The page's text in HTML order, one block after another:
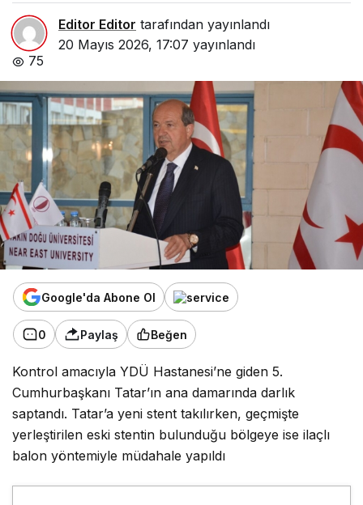
Editor Editor tarafından yayınlandı
20 Mayıs 2026, 17:07 yayınlandı
75
Google'da Abone Ol
0 Paylaş Beğen
Kontrol amacıyla YDÜ Hastanesi’ne giden 5.
Cumhurbaşkanı Tatar’ın ana damarında darlık
saptandı. Tatar’a yeni stent takılırken, geçmişte
yerleştirilen eski stentin bulunduğu bölgeye ise ilaçlı
balon yöntemiyle müdahale yapıldı